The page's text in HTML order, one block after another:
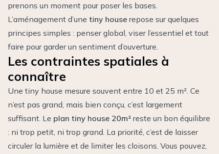
prenons un moment pour poser les bases.
L’aménagement d’une tiny house repose sur quelques
principes simples : penser global, viser l’essentiel et tout
faire pour garder un sentiment d’ouverture.
Les contraintes spatiales à
connaître
Une tiny house mesure souvent entre 10 et 25 m². Ce
n’est pas grand, mais bien conçu, c’est largement
suffisant. Le plan tiny house 20m² reste un bon équilibre
: ni trop petit, ni trop grand. La priorité, c’est de laisser
circuler la lumière et de limiter les cloisons. Vous pouvez,